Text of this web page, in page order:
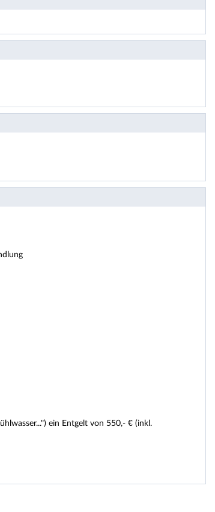
ein Entgelt von 550,- € (inkl.